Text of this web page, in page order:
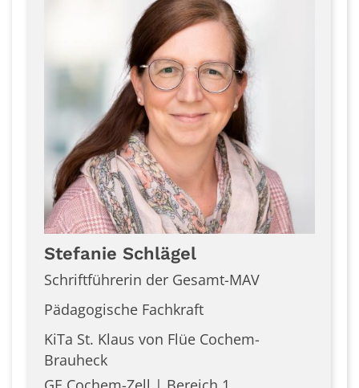
Stefanie Schlägel
Schriftführerin der Gesamt-MAV
Pädagogische Fachkraft
KiTa St. Klaus von Flüe Cochem-
Brauheck